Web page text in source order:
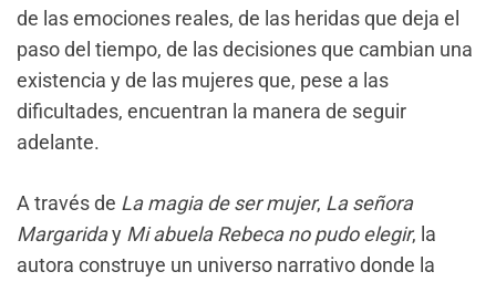
de las emociones reales, de las heridas que deja el
paso del tiempo, de las decisiones que cambian una
existencia y de las mujeres que, pese a las
dificultades, encuentran la manera de seguir
adelante.
A través de La magia de ser mujer, La señora
Margariday Mi abuela Rebeca no pudo elegir, la
autora construye un universo narrativo donde la